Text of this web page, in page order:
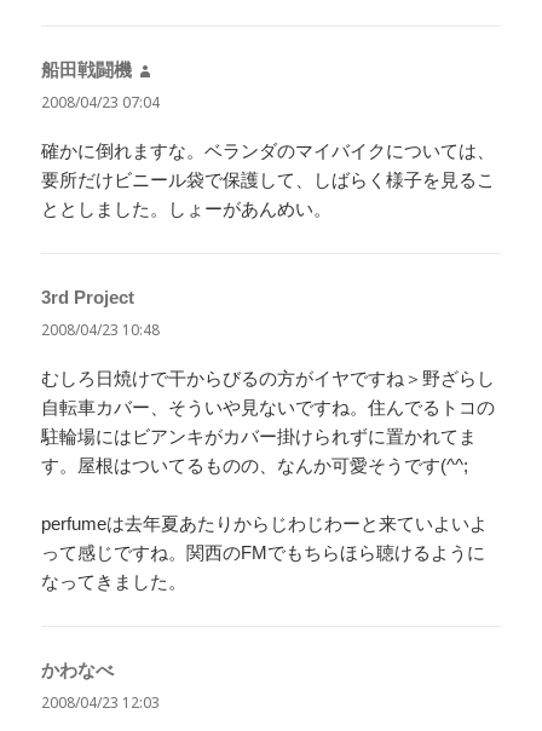
船田戦闘機
り:
2008/04/23 07:04
確かに倒れますな。ベランダのマイバイクについては、
要所だけビニール袋で保護して、しばらく様子を見るこ
ととしました。しょーがあんめい。
3rd Project
り:
2008/04/23 10:48
むしろ日焼けで干からびるの方がイヤですね＞野ざらし
自転車カバー、そういや見ないですね。住んでるトコの
駐輪場にはビアンキがカバー掛けられずに置かれてま
す。屋根はついてるものの、なんか可愛そうです(^^;
perfumeは去年夏あたりからじわじわーと来ていよいよ
って感じですね。関西のFMでもちらほら聴けるように
なってきました。
かわなべよ
り:
2008/04/23 12:03